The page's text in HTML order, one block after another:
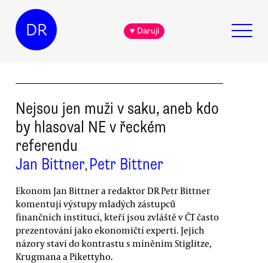
DR ♥ Daruji
Nejsou jen muži v saku, aneb kdo
by hlasoval NE v řeckém
referendu
Jan Bittner, Petr Bittner
Ekonom Jan Bittner a redaktor DR Petr Bittner
komentují výstupy mladých zástupců
finančních institucí, kteří jsou zvláště v ČT často
prezentování jako ekonomičtí experti. Jejich
názory staví do kontrastu s míněním Stiglitze,
Krugmana a Pikettyho.